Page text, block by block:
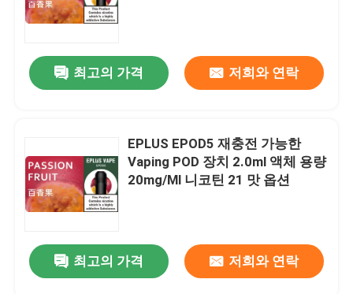
최고의 가격 저희와 연락
EPLUS EPOD5 재충전 가능한
Vaping POD 장치 2.0ml 액체 용량
20mg/Ml 니코틴 21 맛 옵션
최고의 가격 저희와 연락